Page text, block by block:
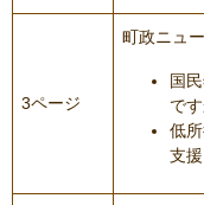
3ページ
町政ニュ
国
で
低
支